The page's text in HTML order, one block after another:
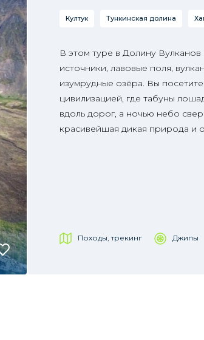
Култук Тункинская долина
В этом туре в Долину
источники, лавовые поля,
изумрудные озёра. Вы
цивилизацией, где табуны
вдоль дорог, а ночью небо
красивейшая дикая природа и
Походы, трекинг Джипы